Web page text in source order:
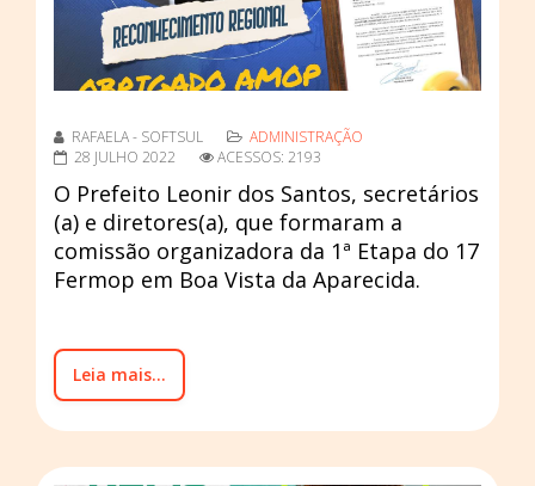
RAFAELA - SOFTSUL
ADMINISTRAÇÃO
28 JULHO 2022
ACESSOS: 2193
O Prefeito Leonir dos Santos, secretários
(a) e diretores(a), que formaram a
comissão organizadora da 1ª Etapa do 17
Fermop em Boa Vista da Aparecida.
Leia mais...